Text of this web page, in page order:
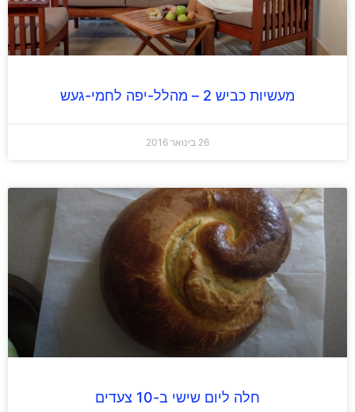
מעשיות כביש 2 – מהלל-יפה לחמי-געש
חלה ליום שישי ב-10 צעדים